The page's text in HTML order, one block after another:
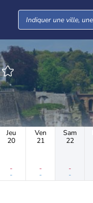
Jeu
20
-
-
Ven
21
-
-
Sam
22
-
-